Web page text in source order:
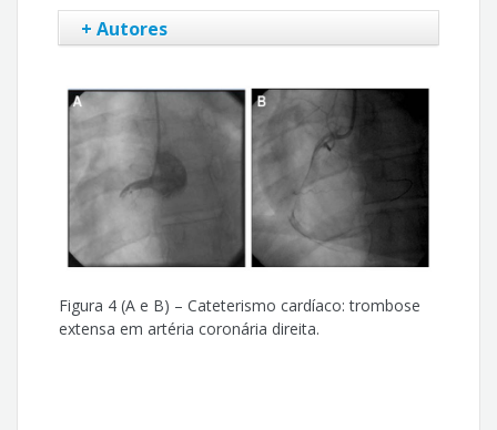
+ Autores
Pablo de Souza
Artur Haddad Herdy
Figura 4 (A e B) – Cateterismo cardíaco: trombose
extensa em artéria coronária direita.